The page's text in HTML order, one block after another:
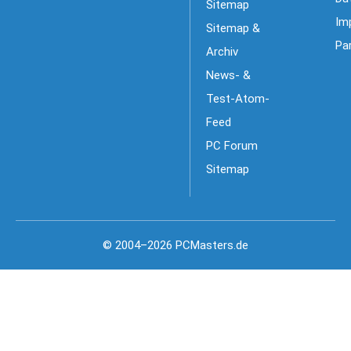
Sitemap
Sitemap &
Archiv
News- &
Test-Atom-
Feed
PC Forum
Sitemap
© 2004–2026 PCMasters.de